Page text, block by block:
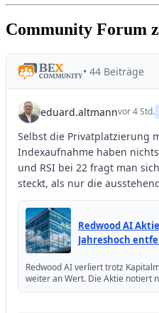
Community Forum